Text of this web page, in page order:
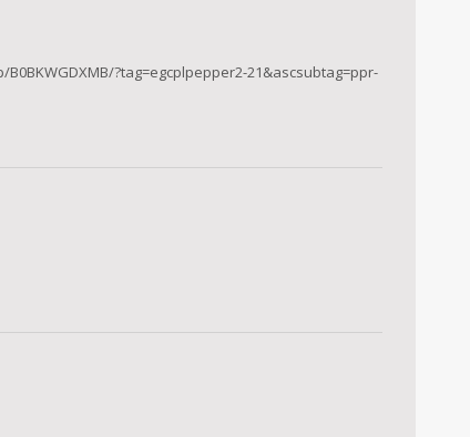
?tag=egcplpepper2-21&ascsubtag=ppr-